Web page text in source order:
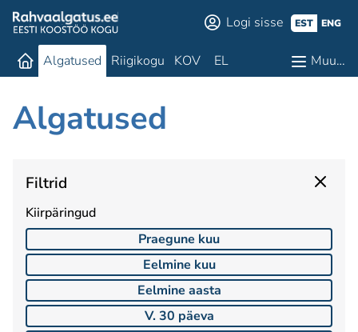
Logi sisse EST ENG
Algatused Riigikogu KOV EL Muu…
Algatused
Filtrid
Kiirpäringud
Praegune kuu
Eelmine kuu
Eelmine aasta
V. 30 päeva